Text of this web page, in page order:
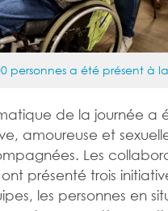
personnes a été présent à
de la journée a
amoureuse et
Les
présenté trois
les personnes en